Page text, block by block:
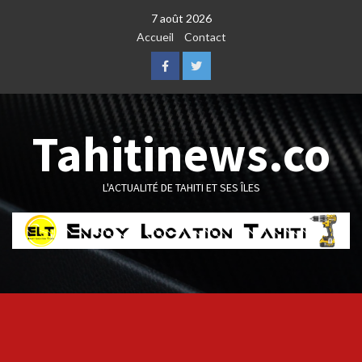
7 août 2026
Accueil
Contact
FacebookTwitter
Tahitinews.co
L'ACTUALITÉ DE TAHITI ET SES ÎLES